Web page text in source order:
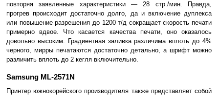
повторяя заявленные характеристики — 28 стр./мин. Правда,
прогрев происходит достаточно долго, да и включение дуплекса
или повышение разрешения до 1200 т/д сокращает скорость печати
примерно вдвое. Что касается качества печати, оно оказалось
довольно высоким. Градиентная заливка различима вплоть до 4%
черного, мирры печатаются достаточно детально, а шрифт можно
различить вплоть до 2 кегля включительно.
Samsung ML-2571N
Принтер южнокорейского производителя также представляет собой